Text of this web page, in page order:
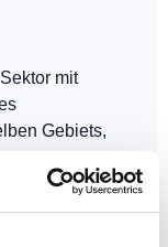
mit
Gebiets,